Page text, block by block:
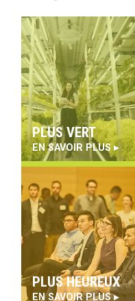
Stéphane Brutus
Doyen de l’École de
PLUS VERT
EN SAVOIR PLUS ▸
PLUS HEUREUX
EN SAVOIR PLUS ▸